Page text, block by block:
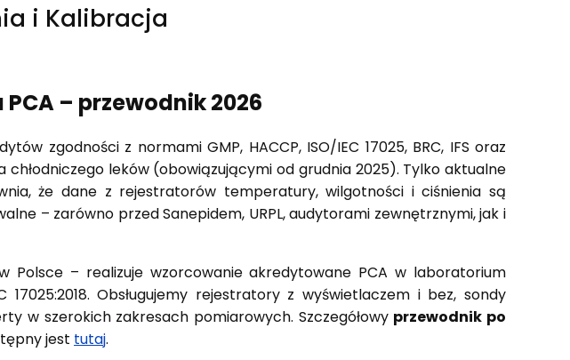
i Kalibracja
– przewodnik 2026
zgodności z normami GMP, HACCP, ISO/IEC 17025, BRC, IFS oraz
leków (obowiązującymi od grudnia 2025). Tylko aktualne
że dane z rejestratorów temperatury, wilgotności i ciśnienia są
– zarówno przed Sanepidem, URPL, audytorami zewnętrznymi, jak i
Polsce – realizuje wzorcowanie akredytowane PCA w laboratorium
17025:2018. Obsługujemy rejestratory z wyświetlaczem i bez, sondy
w szerokich zakresach pomiarowych. Szczegółowy przewodnik po
jest tutaj.